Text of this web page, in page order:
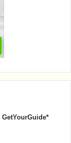
GetYourGuide*